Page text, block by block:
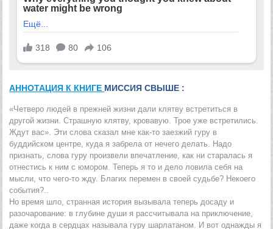
АННОТАЦИЯ К КНИГЕ МИССИЯ СВЫШЕ :
«Четверо людей в прежней жизни дали клятву встретиться в
другой жизни. Страшную клятву, кровавую. Трое уже встретились.
Ждут вас». Эти слова сказал мне как-то заезжий гуру в
буддийском центре, куда я забрела от нечего делать. Надо
признать, слова гуру произвели впечатление, как ни старалась я
отнестись к ним с юмором. Теперь я то и дело ловила себя на
мысли, что чего-то жду. Благих перемен в своей судьбе? Некоего
события?..
Но время шло, странная история вызывала теперь досаду и
разочарование: в глубине души я рассчитывала на приключение,
даже когда в сердцах называла гуру шарлатаном. И вот однажды я